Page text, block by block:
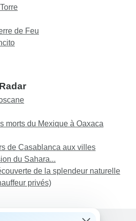
de Feu
morts du Mexique à Oaxaca
de Casablanca aux villes
du Sahara...
de la splendeur naturelle
privés)